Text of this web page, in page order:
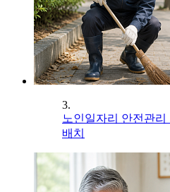
3.
노인일자리 안전관리
배치